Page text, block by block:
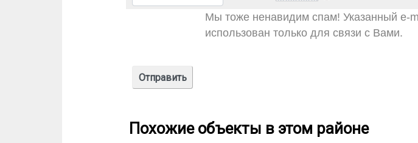
Мы тоже ненавидим спам! Указанный e-
использован только для связи с Вами.
Похожие объекты в этом районе